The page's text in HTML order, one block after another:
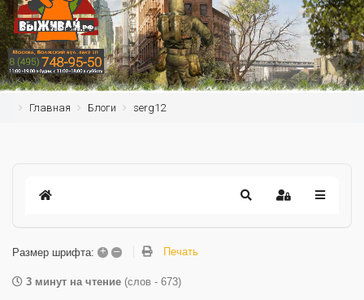
Главная Блоги serg12
Размер шрифта: + – Печать
3 минут на чтение (слов - 673)